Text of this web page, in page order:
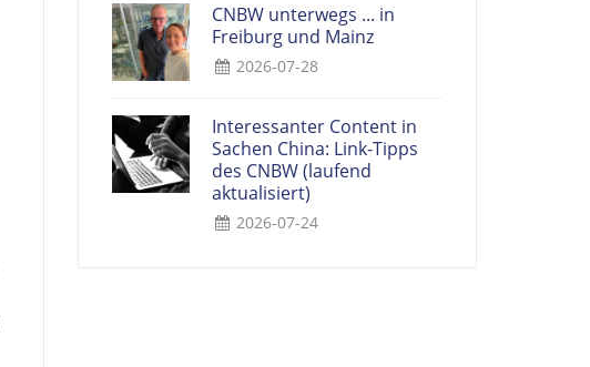
CNBW unterwegs ... in
Freiburg und Mainz
2026-07-28
Interessanter Content in
Sachen China: Link-Tipps
des CNBW (laufend
aktualisiert)
2026-07-24